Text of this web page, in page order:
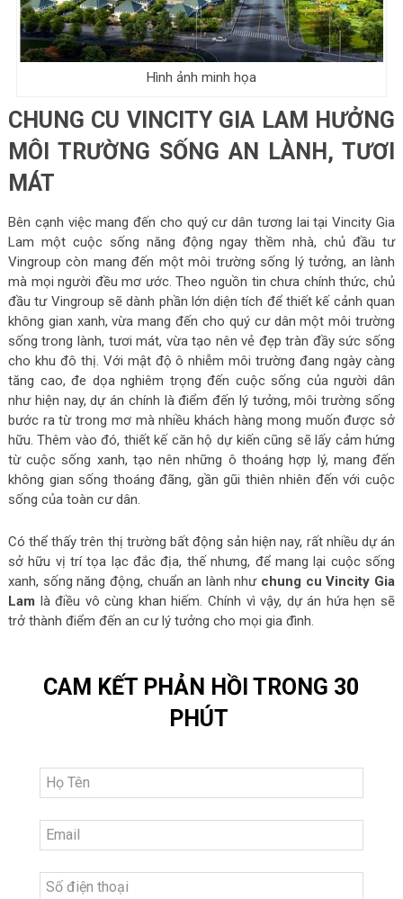
Hình ảnh minh họa
CHUNG CU VINCITY GIA LAM HƯỞNG
MÔI TRƯỜNG SỐNG AN LÀNH, TƯƠI
MÁT
Bên cạnh việc mang đến cho quý cư dân tương lai tại Vincity Gia
Lam một cuộc sống năng động ngay thềm nhà, chủ đầu tư
Vingroup còn mang đến một môi trường sống lý tưởng, an lành
mà mọi người đều mơ ước. Theo nguồn tin chưa chính thức, chủ
đầu tư Vingroup sẽ dành phần lớn diện tích để thiết kế cảnh quan
không gian xanh, vừa mang đến cho quý cư dân một môi trường
sống trong lành, tươi mát, vừa tạo nên vẻ đẹp tràn đầy sức sống
cho khu đô thị. Với mật độ ô nhiễm môi trường đang ngày càng
tăng cao, đe dọa nghiêm trọng đến cuộc sống của người dân
như hiện nay, dự án chính là điểm đến lý tưởng, môi trường sống
bước ra từ trong mơ mà nhiều khách hàng mong muốn được sở
hữu. Thêm vào đó, thiết kế căn hộ dự kiến cũng sẽ lấy cảm hứng
từ cuộc sống xanh, tạo nên những ô thoáng hợp lý, mang đến
không gian sống thoáng đãng, gần gũi thiên nhiên đến với cuộc
sống của toàn cư dân.
Có thể thấy trên thị trường bất động sản hiện nay, rất nhiều dự án
sở hữu vị trí tọa lạc đắc địa, thế nhưng, để mang lại cuộc sống
xanh, sống năng động, chuẩn an lành như chung cu Vincity Gia
Lam là điều vô cùng khan hiếm. Chính vì vậy, dự án hứa hẹn sẽ
trở thành điểm đến an cư lý tưởng cho mọi gia đình.
CAM KẾT PHẢN HỒI TRONG 30
PHÚT